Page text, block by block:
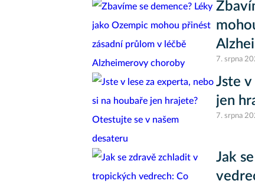
7. srpna
Jste
jen
7. srpna
Jak